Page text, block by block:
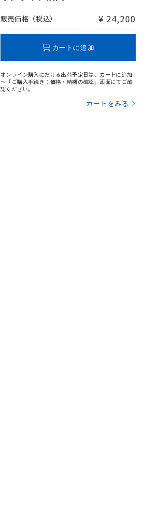
販売価格（税込） ¥ 24,200
カートに追加
オンライン購入における出荷予定日は、カートに追加
～「ご購入手続き：価格・納期の確認」画面にてご確
認ください。
カートをみる